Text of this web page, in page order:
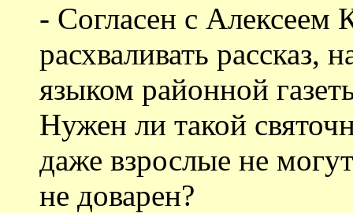
- Согласен с Алексеем
расхваливать
языком районной
Нужен ли такой
даже взрослые не
не доварен?